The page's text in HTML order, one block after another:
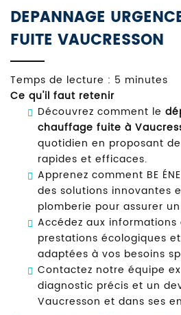
DEPANNAGE
FUITE VAUCRESSON
Temps de lecture : 5 minutes
Ce qu'il faut retenir
Découvrez comment le
chauffage fuite à
quotidien en proposant
rapides et efficaces.
Apprenez comment BE
des solutions innovantes
plomberie pour assurer
Accédez aux
prestations écologiques
adaptées à vos besoins
Contactez notre équipe
diagnostic précis et un
Vaucresson et dans ses